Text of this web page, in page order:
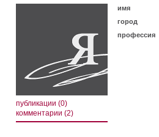
публикации (0)
комментарии (2)
имя
город
профессия